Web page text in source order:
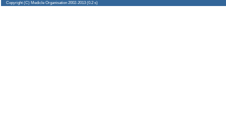
Copyright (C) Medicle Organisation 2002-2013 (0.2 s)